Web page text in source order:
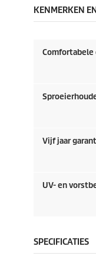
KENMERKEN
Comfortabele
Vijf jaar
UV- en
SPECIFICATIES